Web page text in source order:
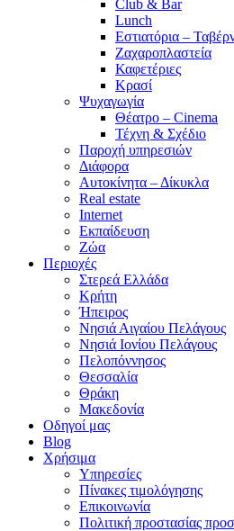
Club & Bar
Lunch
Εστιατόρια –
Ζαχαροπλαστεία
Καφετέριες
Κρασί
Ψυχαγωγία
Θέατρο – Cinema
Τέχνη & Σχέδιο
Παροχή υπηρεσιών
Διάφορα
Αυτοκίνητα – Δίκυκλα
Real estate
Internet
Εκπαίδευση
Ζώα
Περιοχές
Στερεά Ελλάδα
Κρήτη
Ήπειρος
Νησιά Αιγαίου Πελάγους
Νησιά Ιονίου Πελάγους
Πελοπόννησος
Θεσσαλία
Θράκη
Μακεδονία
Οδηγοί μας
Blog
Χρήσιμα
Υπηρεσίες
Πίνακες τιμολόγησης
Επικοινωνία
Πολιτική προστασίας